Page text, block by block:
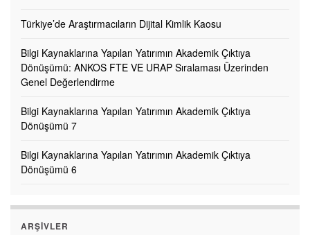
Türkiye’de Araştırmacıların Dijital Kimlik Kaosu
Bilgi Kaynaklarına Yapılan Yatırımın Akademik Çıktıya
Dönüşümü: ANKOS FTE VE URAP Sıralaması Üzerinden
Genel Değerlendirme
Bilgi Kaynaklarına Yapılan Yatırımın Akademik Çıktıya
Dönüşümü 7
Bilgi Kaynaklarına Yapılan Yatırımın Akademik Çıktıya
Dönüşümü 6
ARŞIVLER